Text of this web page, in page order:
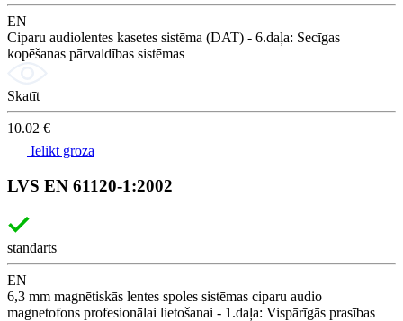
EN
Ciparu audiolentes kasetes sistēma (DAT) - 6.daļa: Secīgas
kopēšanas pārvaldības sistēmas
Skatīt
10.02 €
Ielikt grozā
LVS EN 61120-1:2002
standarts
EN
6,3 mm magnētiskās lentes spoles sistēmas ciparu audio
magnetofons profesionālai lietošanai - 1.daļa: Vispārīgās prasības